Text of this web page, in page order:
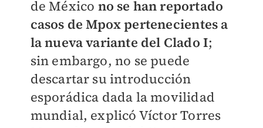
de México no se han reportado
casos de Mpox pertenecientes a
la nueva variante del Clado I;
sin embargo, no se puede
descartar su introducción
esporádica dada la movilidad
mundial, explicó Víctor Torres